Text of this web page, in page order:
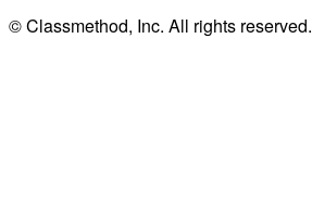
© Classmethod, Inc. All rights reserved.